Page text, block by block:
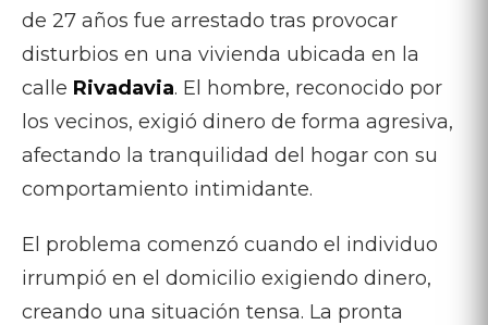
de 27 años fue arrestado tras provocar
disturbios en una vivienda ubicada en la
calle Rivadavia. El hombre, reconocido por
los vecinos, exigió dinero de forma agresiva,
afectando la tranquilidad del hogar con su
comportamiento intimidante.
El problema comenzó cuando el individuo
irrumpió en el domicilio exigiendo dinero,
creando una situación tensa. La pronta